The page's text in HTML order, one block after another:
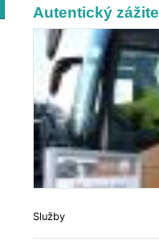
Autentický
Služby